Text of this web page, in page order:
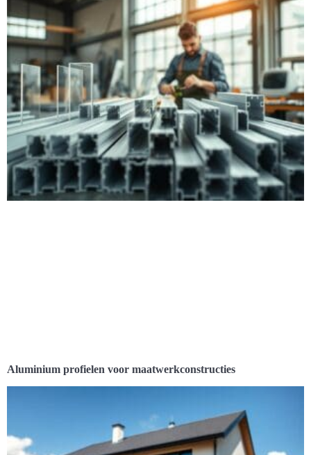
Aluminium profielen voor maatwerkconstructies